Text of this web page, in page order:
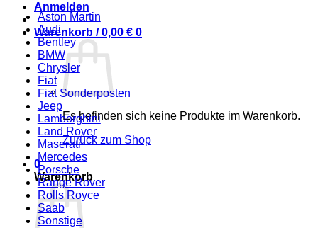
Anmelden
Warenkorb /0,00 € 0
Es befinden sich keine Produkte im Warenkorb.
Zurück zum Shop
0
Warenkorb
Aston Martin
Audi
Bentley
BMW
Chrysler
Fiat
Fiat Sonderposten
Jeep
Lamborghini
Land Rover
Maserati
Mercedes
Porsche
Range Rover
Rolls Royce
Saab
Sonstige